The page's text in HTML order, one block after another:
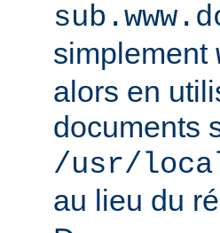
simplement
alors en
documents
/usr/
au lieu du